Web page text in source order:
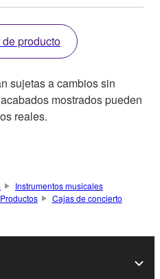
producto
sujetas a cambios sin
mostrados pueden
reales.
Instrumentos musicales
Productos
Cajas de concierto